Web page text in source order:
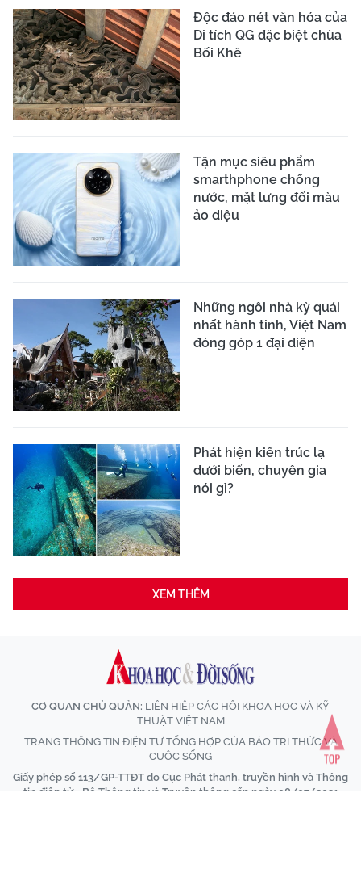
Độc đáo nét văn hóa của
Di tích QG đặc biệt chùa
Bối Khê
Tận mục siêu phẩm
smarthphone chống
nước, mặt lưng đổi màu
ảo diệu
Những ngôi nhà kỳ quái
nhất hành tinh, Việt Nam
đóng góp 1 đại diện
Phát hiện kiến trúc lạ
dưới biển, chuyên gia
nói gì?
XEM THÊM
CƠ QUAN CHỦ QUẢN: LIÊN HIỆP CÁC HỘI KHOA HỌC VÀ KỸ
THUẬT VIỆT NAM
TRANG THÔNG TIN ĐIỆN TỬ TỔNG HỢP CỦA BÁO TRI THỨC VÀ
CUỘC SỐNG
Giấy phép số 113/GP-TTĐT do Cục Phát thanh, truyền hình và Thông
tin điện tử - Bộ Thông tin và Truyền thông cấp ngày 08/07/2021